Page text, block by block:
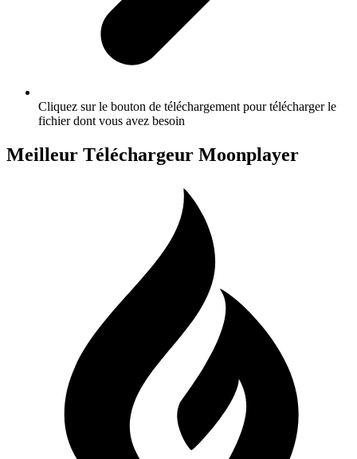
Cliquez sur le bouton de téléchargement pour télécharger le
fichier dont vous avez besoin
Meilleur Téléchargeur Moonplayer